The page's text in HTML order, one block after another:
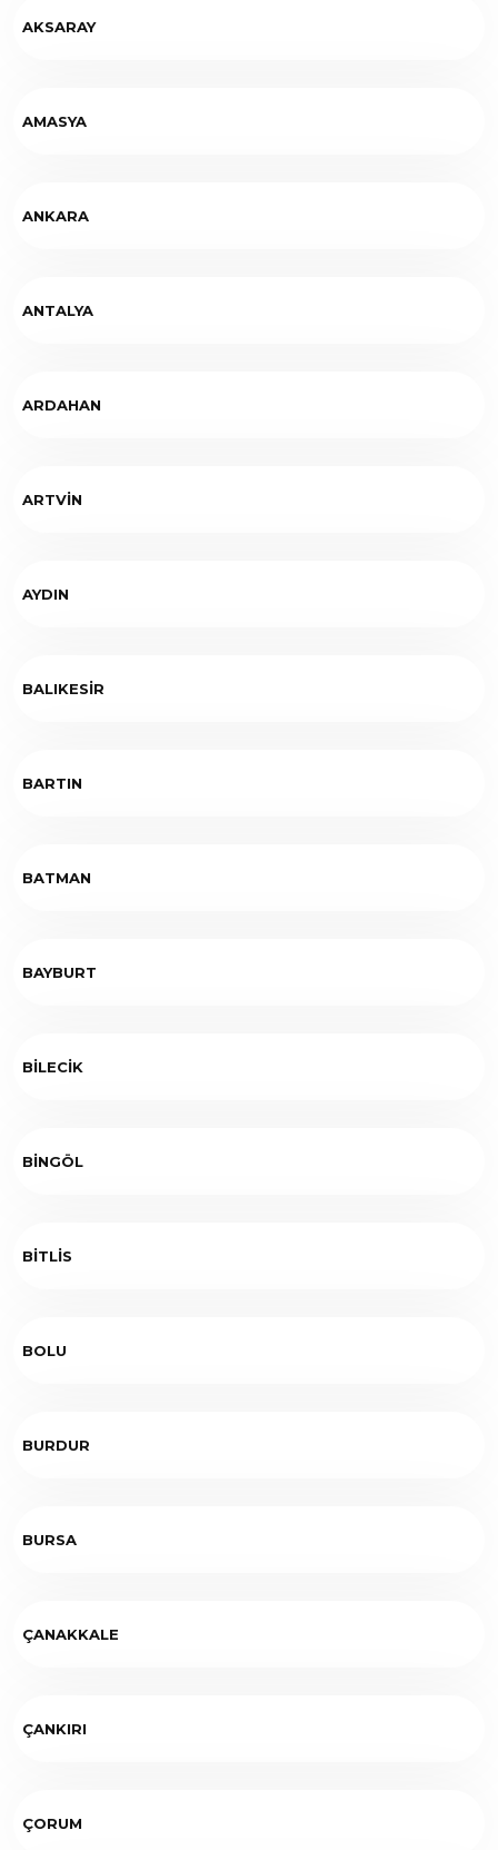
AKSARAY
AMASYA
ANKARA
ANTALYA
ARDAHAN
ARTVİN
AYDIN
BALIKESİR
BARTIN
BATMAN
BAYBURT
BİLECİK
BİNGÖL
BİTLİS
BOLU
BURDUR
BURSA
ÇANAKKALE
ÇANKIRI
ÇORUM